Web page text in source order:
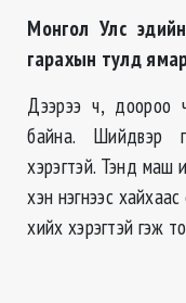
Монгол Улс
гарахын тулд
Дээрээ ч, доороо
байна. Шийдвэр
хэрэгтэй. Тэнд маш
хэн нэгнээс
хийх хэрэгтэй гэж